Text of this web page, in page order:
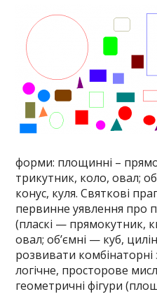
форми: площинні –
трикутник, коло, овал;
конус, куля. Святкові
первинне уявлення про
(пласкі — прямокутник,
овал; об’ємні — куб,
розвивати комбінаторні
логічне, просторове
геометричні фігури